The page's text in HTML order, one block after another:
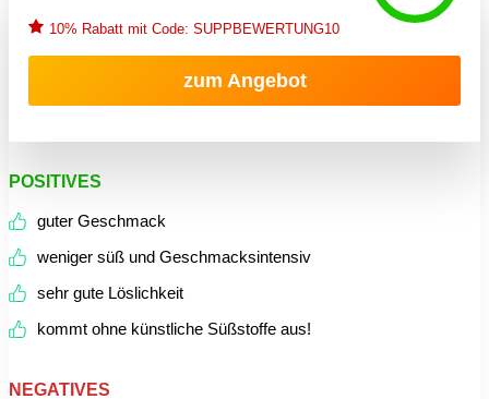
10% Rabatt mit Code: SUPPBEWERTUNG10
zum Angebot
POSITIVES
guter Geschmack
weniger süß und Geschmacksintensiv
sehr gute Löslichkeit
kommt ohne künstliche Süßstoffe aus!
NEGATIVES